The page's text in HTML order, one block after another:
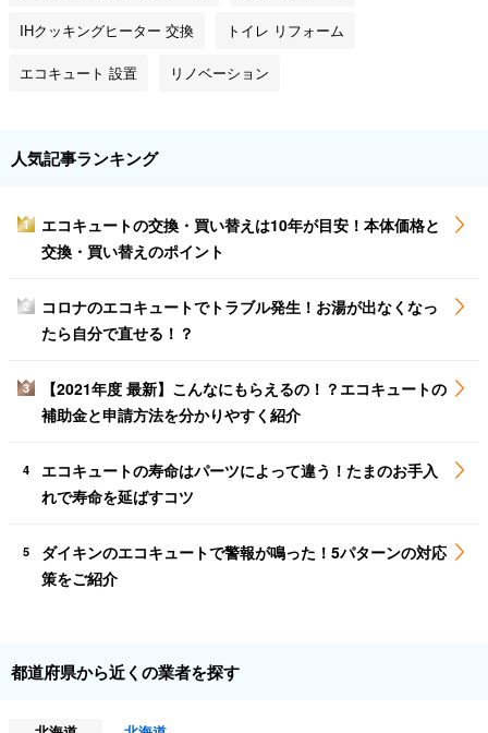
IHクッキングヒーター 交換 トイレ リフォーム
エコキュート 設置 リノベーション
人気記事ランキング
1
エコキュートの交換・買い替えは10年が目安！本体価格と
交換・買い替えのポイント
2
コロナのエコキュートでトラブル発生！お湯が出なくなっ
たら自分で直せる！？
3
【2021年度 最新】こんなにもらえるの！？エコキュートの
補助金と申請方法を分かりやすく紹介
4
エコキュートの寿命はパーツによって違う！たまのお手入
れで寿命を延ばすコツ
5
ダイキンのエコキュートで警報が鳴った！5パターンの対応
策をご紹介
都道府県から近くの業者を探す